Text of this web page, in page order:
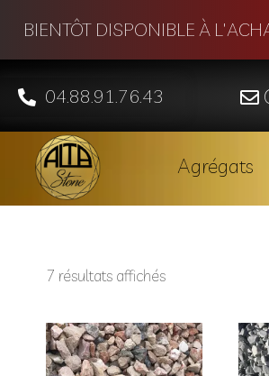
BIENTÔT DISPONIBLE À
04.88.91.76.43
Agrégats
7 résultats affichés